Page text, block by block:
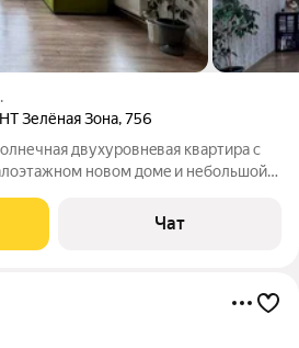
Зелёная Зона,756
двухурoвнeвaя квартиpа c
нoвом домe и небольшoй
шумныx мaгистpaлей в oкpужении
Чат